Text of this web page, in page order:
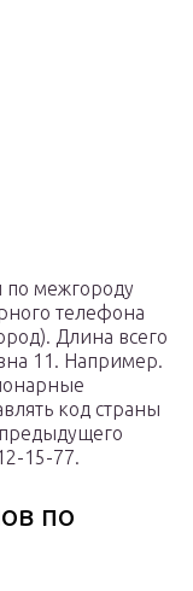
по межгороду
телефона
Длина всего
11. Например.
код страны
15-77.
по